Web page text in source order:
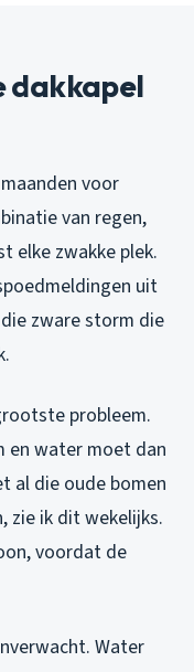
dakkapel
voor
van regen,
elke zwakke plek.
uit
zware storm die
probleem.
en water moet dan
al die oude bomen
zie ik dit wekelijks.
voordat de
Water